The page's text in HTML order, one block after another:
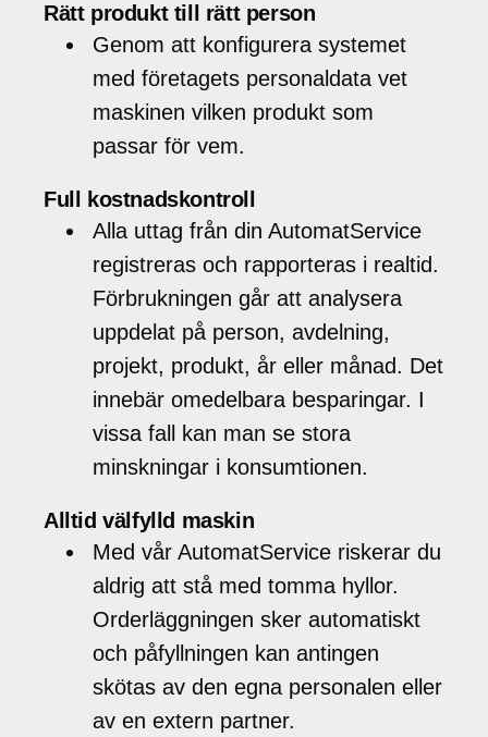
Rätt produkt till rätt person
Genom att konfigurera systemet
med företagets personaldata vet
maskinen vilken produkt som
passar för vem.
Full kostnadskontroll
Alla uttag från din AutomatService
registreras och rapporteras i realtid.
Förbrukningen går att analysera
uppdelat på person, avdelning,
projekt, produkt, år eller månad. Det
innebär omedelbara besparingar. I
vissa fall kan man se stora
minskningar i konsumtionen.
Alltid välfylld maskin
Med vår AutomatService riskerar du
aldrig att stå med tomma hyllor.
Orderläggningen sker automatiskt
och påfyllningen kan antingen
skötas av den egna personalen eller
av en extern partner.